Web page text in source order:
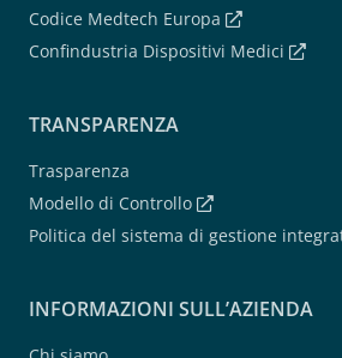
Codice Medtech Europa
Confindustria Dispositivi Medici
TRANSPARENZA
Trasparenza
Modello di Controllo
Politica del sistema di gestione
INFORMAZIONI SULL’AZIENDA